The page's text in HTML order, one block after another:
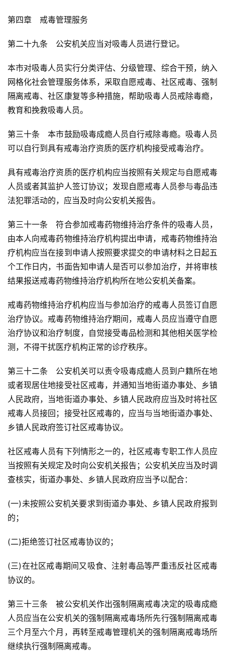
首
快
信
仰
a
h
9
9
9
数
常
工
推
荐
第四章　戒毒管理服务
第二十九条　公安机关应当对吸毒人员进行登记。
本市对吸毒人员实行分类评估、分级管理、综合干预，纳入
网格化社会管理服务体系，采取自愿戒毒、社区戒毒、强制
隔离戒毒、社区康复等多种措施，帮助吸毒人员戒除毒瘾，
教育和挽救吸毒人员。
第三十条　本市鼓励吸毒成瘾人员自行戒除毒瘾。吸毒人员
可以自行到具有戒毒治疗资质的医疗机构接受戒毒治疗。
具有戒毒治疗资质的医疗机构应当按照有关规定与自愿戒毒
人员或者其监护人签订协议；发现自愿戒毒人员参与毒品违
法犯罪活动的，应当及时向公安机关报告。
第三十一条　符合参加戒毒药物维持治疗条件的吸毒人员，
由本人向戒毒药物维持治疗机构提出申请，戒毒药物维持治
疗机构应当在接到申请人按照要求提交的申请材料之日起五
个工作日内，书面告知申请人是否可以参加治疗，并将审核
结果报送戒毒药物维持治疗机构所在地公安机关备案。
戒毒药物维持治疗机构应当与参加治疗的戒毒人员签订自愿
治疗协议。戒毒药物维持治疗期间，戒毒人员应当遵守自愿
治疗协议和治疗制度，自觉接受毒品检测和其他相关医学检
测，不得干扰医疗机构正常的诊疗秩序。
第三十二条　公安机关可以责令吸毒成瘾人员到户籍所在地
或者现居住地接受社区戒毒，并通知当地街道办事处、乡镇
人民政府，当地街道办事处、乡镇人民政府应当及时将社区
戒毒人员接回；接受社区戒毒的，应当与当地街道办事处、
乡镇人民政府签订社区戒毒协议。
社区戒毒人员有下列情形之一的，社区戒毒专职工作人员应
当按照有关规定及时向公安机关报告；公安机关应当及时调
查核实，街道办事处、乡镇人民政府应当予以配合：
(一)未按照公安机关要求到街道办事处、乡镇人民政府报到
的；
(二)拒绝签订社区戒毒协议的；
(三)在社区戒毒期间又吸食、注射毒品等严重违反社区戒毒
协议的。
第三十三条　被公安机关作出强制隔离戒毒决定的吸毒成瘾
人员应当在公安机关的强制隔离戒毒场所先行强制隔离戒毒
三个月至六个月，再转至戒毒管理机关的强制隔离戒毒场所
继续执行强制隔离戒毒。